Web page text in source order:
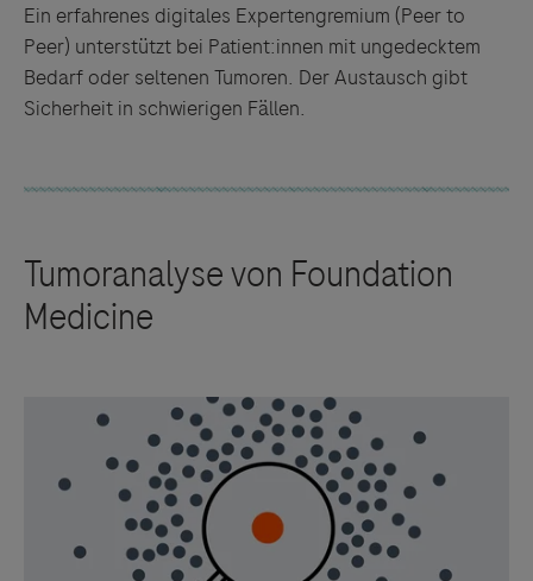
Ein erfahrenes digitales Expertengremium (Peer to
Peer) unterstützt bei Patient:innen mit ungedecktem
Bedarf oder seltenen Tumoren. Der Austausch gibt
Sicherheit in schwierigen Fällen.